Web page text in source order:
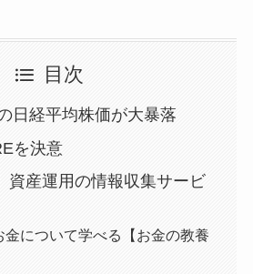
目次
日経平均株価が大暴落
を決意
資産運用の情報収集サービ
金について学べる【お金の教養